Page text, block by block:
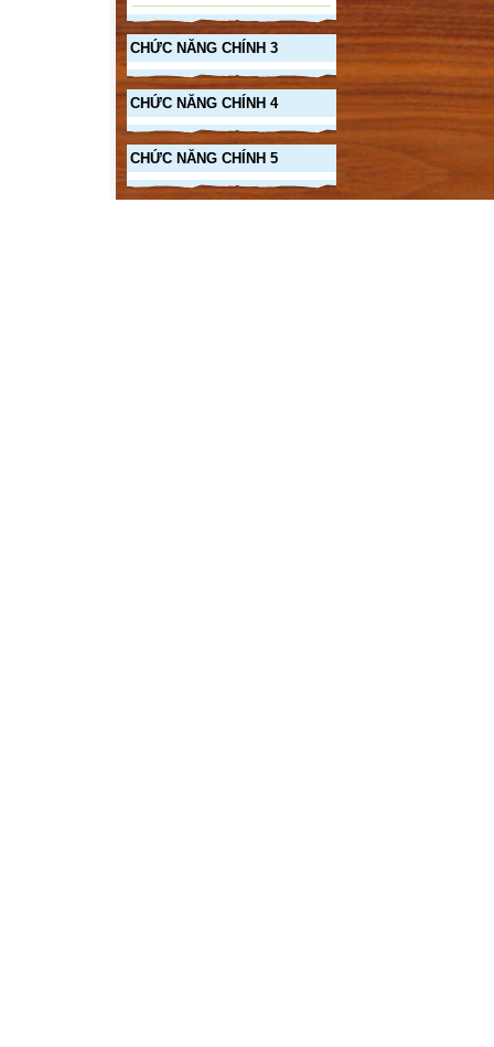
CHỨC NĂNG CHÍNH 3
CHỨC NĂNG CHÍNH 4
CHỨC NĂNG CHÍNH 5